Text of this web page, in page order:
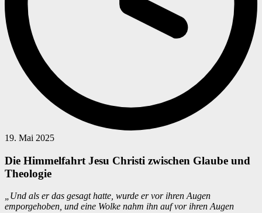
19. Mai 2025
Die Himmelfahrt Jesu Christi zwischen Glaube und
Theologie
„Und als er das gesagt hatte, wurde er vor ihren Augen
emporgehoben, und eine Wolke nahm ihn auf vor ihren Augen